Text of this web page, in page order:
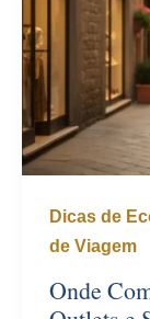
Dicas de
de Viagem
Onde